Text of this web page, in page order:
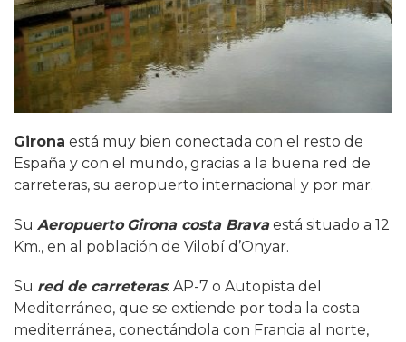
Girona está muy bien conectada con el resto de
España y con el mundo, gracias a la buena red de
carreteras, su aeropuerto internacional y por mar.
Su Aeropuerto Girona costa Bravaestá situado a 12
Km., en al población de Vilobí d’Onyar.
Su red decarreteras: AP-7 o Autopista del
Mediterráneo, que se extiende por toda la costa
mediterránea, conectándola con Francia al norte,